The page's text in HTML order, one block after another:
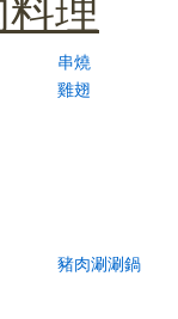
串燒
雞翅
豬肉涮涮鍋